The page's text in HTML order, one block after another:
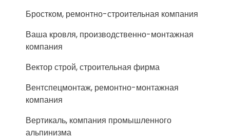
Бростком, ремонтно-строительная компания
Ваша кровля, производственно-монтажная
компания
Вектор строй, строительная фирма
Вентспецмонтаж, ремонтно-монтажная
компания
Вертикаль, компания промышленного
альпинизма